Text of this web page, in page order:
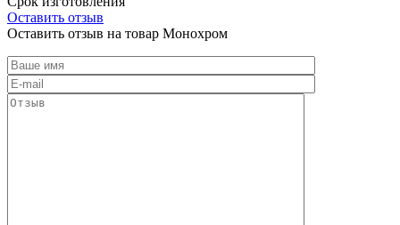
Оставить отзыв
Оставить отзыв на товар Монохром